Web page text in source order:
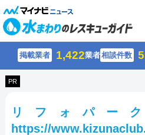
掲載業者 1,422業者相談件数
PR
リフォパー
https://